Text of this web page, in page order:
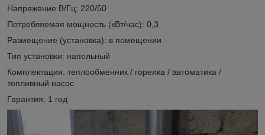
Напряжение В/Гц: 220/50
Потребляемая мощность (кВт/час): 0,3
Размещение (установка): в помещении
Тип установки: напольный
Комплектация: теплообменник / горелка / автоматика /
топливный насос
Гарантия: 1 год